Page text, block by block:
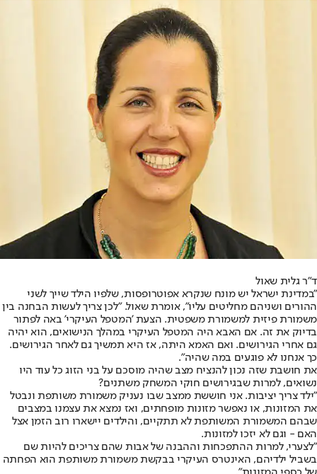
ד"ר גלית שאול
"במדינת ישראל יש מונח שנקרא אפוטרופסות, שלפיו הילד שייך לשני
ההורים ושניהם מחליטים עליו", אומרת שאול. "לכן צריך לעשות הבחנה בין
משמורת פיזית למשמורת משפטית. הצעת 'המטפל העיקרי' באה לפתור
בדיוק את זה. אם האבא היה המטפל העיקרי במהלך הנישואים, הוא יהיה
גם אחרי הגירושים. ואם האמא היתה, אז היא תמשיך גם לאחר הגירושים.
כך אנחנו לא פוגעים במה שהיה".
את חושבת שזה נכון להנציח מצב שהיה מוסכם על בני הזוג כל עוד היו
נשואים, למרות שבגירושים חוקי המשחק משתנים?
"ילד צריך יציבות. אני חוששת ממצב שבו נעניק משמורת משותפת ונבטל
את המזונות, או נאפשר מזונות מופחתים, ואז נמצא את עצמנו במצבים
שבהם המשמורת המשותפת לא תתקיים, והילדים יישארו רוב הזמן אצל
האם - וגם לא יזכו למזונות.
"לצערי, למרות ההתפכחות וההבנה של אבות שהם צריכים להיות שם
בשביל ילדיהם, האינטרס העיקרי בבקשת משמורת משותפת הוא הפחתה